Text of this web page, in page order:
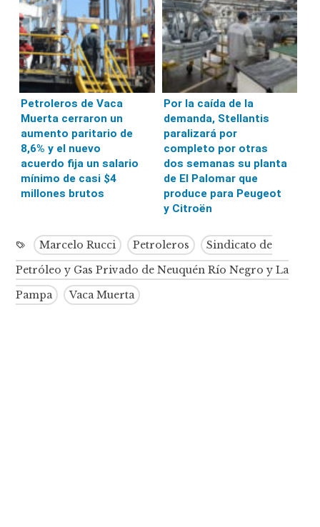
Petroleros de Vaca
Muerta cerraron un
aumento paritario de
8,6% y el nuevo
acuerdo fija un salario
mínimo de casi $4
millones brutos
Por la caída de la
demanda, Stellantis
paralizará por
completo por otras
dos semanas su planta
de El Palomar que
produce para Peugeot
y Citroën
Marcelo Rucci Petroleros
Sindicato de
Petróleo y Gas Privado de Neuquén Río Negro y La
Pampa
Vaca Muerta